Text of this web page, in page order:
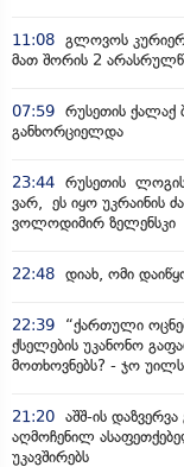
11:08 გლოვოს
მათ შორის 2
07:59 რუსეთის
განხორციელდა
23:44 რუსეთის
ვარ, ეს იყო უკრაინის
ვოლოდიმირ ზელენსკი
22:48 დიახ, ომი
22:39
“ქართული
ქსელების უკანონო
მოთხოვნებს? - ჯო
21:20 აშშ-ის
აღმოჩენილ
უკავშირებს